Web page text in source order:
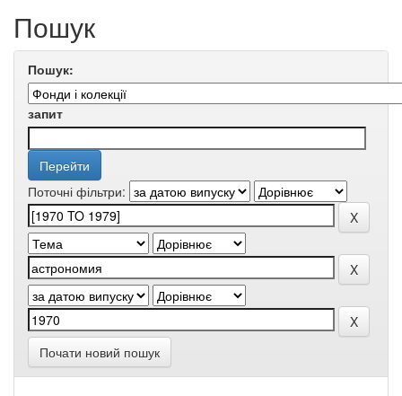
Пошук
Пошук:
запит
Поточні фільтри:
Почати новий пошук